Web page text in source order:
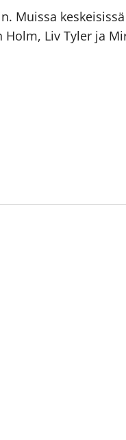
Muissa
Holm, Liv Tyler ja